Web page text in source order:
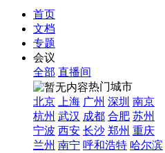
首页
文档
专题
会议
全部 直播间
热门城市
北京
上海 广州 深圳 南京
杭州 武汉 成都 合肥 苏州
宁波 西安 长沙 郑州 重庆
兰州 南宁 呼和浩特 哈尔滨